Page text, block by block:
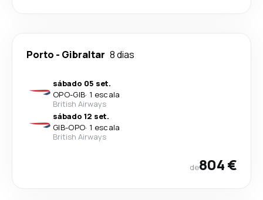
Porto - Gibraltar 8 dias
sábado 05 set.
OPO-GIB· 1 escala
British Airways
sábado 12 set.
GIB-OPO· 1 escala
British Airways
de804 €